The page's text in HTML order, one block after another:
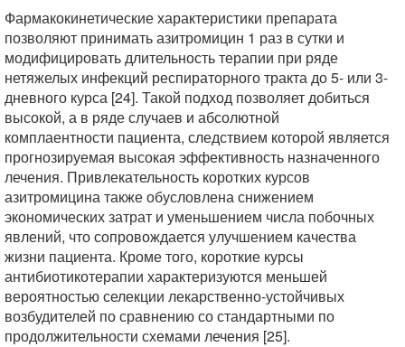
Фармакокинетические характеристики препарата
позволяют принимать азитромицин 1 раз в сутки и
модифицировать длительность терапии при ряде
нетяжелых инфекций респираторного тракта до 5- или 3-
дневного курса [24]. Такой подход позволяет добиться
высокой, а в ряде случаев и абсолютной
комплаентности пациента, следствием которой является
прогнозируемая высокая эффективность назначенного
лечения. Привлекательность коротких курсов
азитромицина также обусловлена снижением
экономических затрат и уменьшением числа побочных
явлений, что сопровождается улучшением качества
жизни пациента. Кроме того, короткие курсы
антибиотикотерапии характеризуются меньшей
вероятностью селекции лекарственно-устойчивых
возбудителей по сравнению со стандартными по
продолжительности схемами лечения [25].